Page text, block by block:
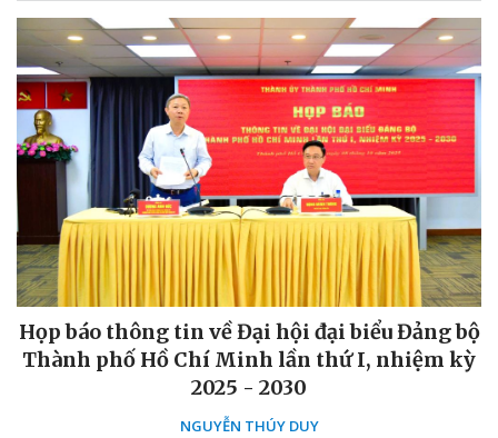
Họp báo thông tin về Đại hội đại biểu Đảng bộ
Thành phố Hồ Chí Minh lần thứ I, nhiệm kỳ
2025 - 2030
NGUYỄN THÚY DUY